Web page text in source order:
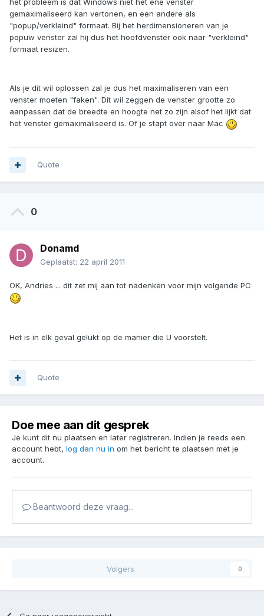
het probleem is dat Windows niet het ene venster
gemaximaliseerd kan vertonen, en een andere als
"popup/verkleind" formaat. Bij het herdimensioneren van je
popuw venster zal hij dus het hoofdvenster ook naar "verkleind"
formaat resizen.
Als je dit wil oplossen zal je dus het maximaliseren van een
venster moeten "faken". Dit wil zeggen de venster grootte zo
aanpassen dat de breedte en hoogte net zo zijn alsof het lijkt dat
het venster gemaximaliseerd is. Of je stapt over naar Mac
Quote
0
Donamd
Geplaatst: 22 april 2011
OK, Andries ... dit zet mij aan tot nadenken voor mijn volgende PC
Het is in elk geval gelukt op de manier die U voorstelt.
Quote
Doe mee aan dit gesprek
Je kunt dit nu plaatsen en later registreren. Indien je reeds een
account hebt, log dan nu in om het bericht te plaatsen met je
account.
Beantwoord deze vraag...
Volgers 0